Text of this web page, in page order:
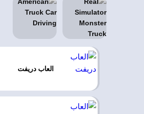
العاب دريفت